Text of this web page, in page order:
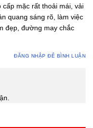
mặc rất thoải mái, vải
quang sáng rõ, làm việc
đẹp, đường may chắc
ĐĂNG NHẬP ĐỂ BÌNH LUẬN